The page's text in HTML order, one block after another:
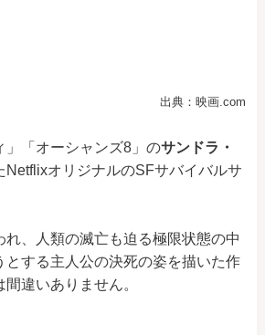
出典：映画.com
」「オーシャンズ8」のサンドラ・
NetflixオリジナルのSFサバイバルサ
れ、人類の滅亡も迫る極限状態の中
とする主人公の決死の姿を描いた作
違いありません。